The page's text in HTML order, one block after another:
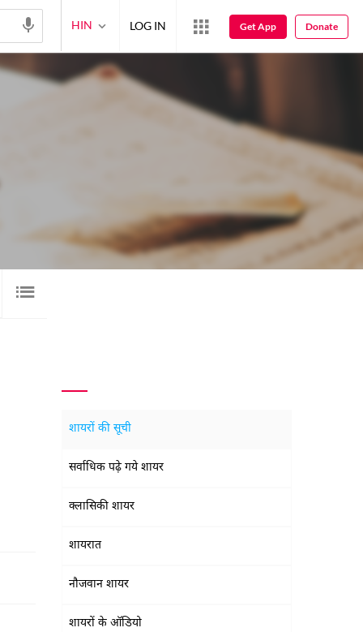
शायरों की सूची
सर्वाधिक पढ़े गये शायर
क्लासिकी शायर
शायरात
नौजवान शायर
शायरों के ऑडियो
HIN LOG IN Get App Donate